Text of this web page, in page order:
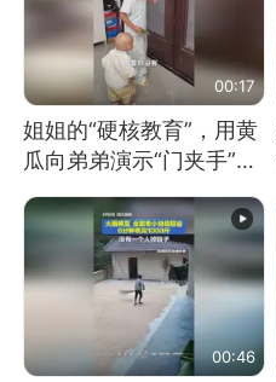
00:17
姐姐的“硬核教育”，用黄
瓜向弟弟演示“门夹手”，
教！
00:46